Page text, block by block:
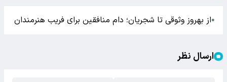
●از بهروز وثوقی تا شجریان؛ دام منافقین برای فریب هنرمندان
ارسال نظر